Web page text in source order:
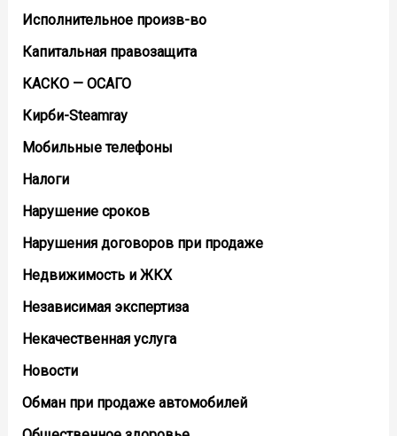
Исполнительное произв-во
Капитальная правозащита
КАСКО — ОСАГО
Кирби-Steamray
Мобильные телефоны
Налоги
Нарушение сроков
Нарушения договоров при продаже
Недвижимость и ЖКХ
Независимая экспертиза
Некачественная услуга
Новости
Обман при продаже автомобилей